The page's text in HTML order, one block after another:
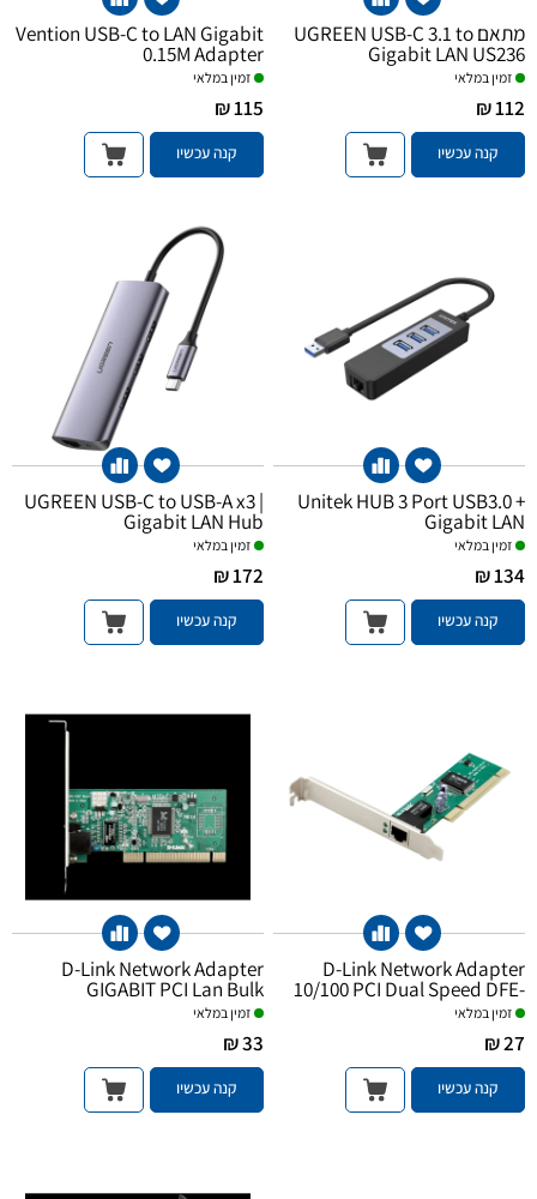
מתאם UGREEN USB-C 3.1 to
Gigabit LAN US236
זמין במלאי
112 ₪
קנה עכשיו
Vention USB-C to LAN Gigabit
0.15M Adapter
זמין במלאי
115 ₪
קנה עכשיו
Unitek HUB 3 Port USB3.0 +
Gigabit LAN
זמין במלאי
134 ₪
קנה עכשיו
UGREEN USB-C to USB-A x3 |
Gigabit LAN Hub
זמין במלאי
172 ₪
קנה עכשיו
D-Link Network Adapter
10/100 PCI Dual Speed DFE-
520TX
זמין במלאי
27 ₪
קנה עכשיו
D-Link Network Adapter
GIGABIT PCI Lan Bulk
זמין במלאי
33 ₪
קנה עכשיו